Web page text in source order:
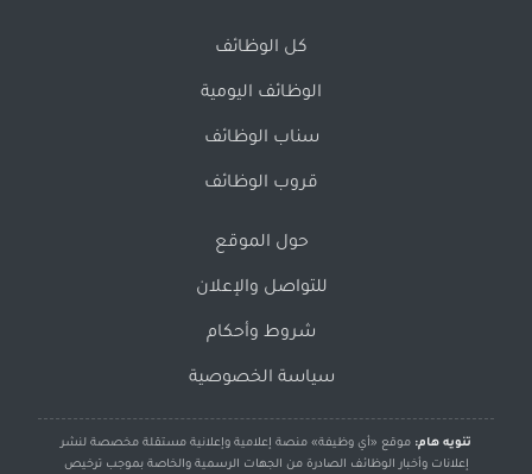
كل الوظائف
الوظائف اليومية
سناب الوظائف
قروب الوظائف
حول الموقع
للتواصل والإعلان
شروط وأحكام
سياسة الخصوصية
تنويه هام: موقع «أي وظيفة» منصة إعلامية وإعلانية مستقلة مخصصة لنشر
إعلانات وأخبار الوظائف الصادرة من الجهات الرسمية والخاصة بموجب ترخيص